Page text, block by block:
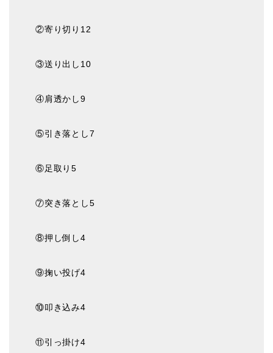
②寄り切り12
③送り出し10
④肩透かし9
⑤引き落とし7
⑥足取り5
⑦突き落とし5
⑧押し倒し4
⑨掬い投げ4
⑩叩き込み4
⑪引っ掛け4